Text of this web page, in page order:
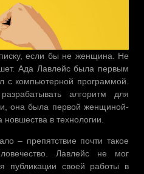
если бы не женщина. Не
Ада Лавлейс была первым
с компьютерной программой.
алгоритм для
она была первой женщиной-
в технологии.
– препятствие почти такое
Лавлейс не мог
публикации своей работы в